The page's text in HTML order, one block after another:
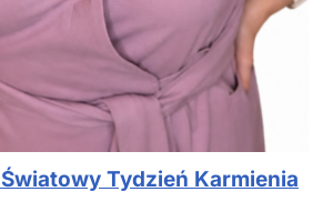
Tydzień Karmienia